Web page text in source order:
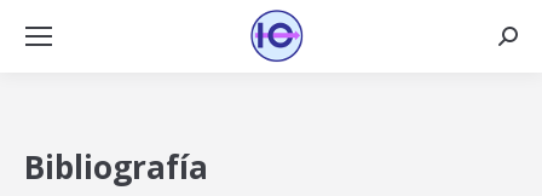
Bibliografía